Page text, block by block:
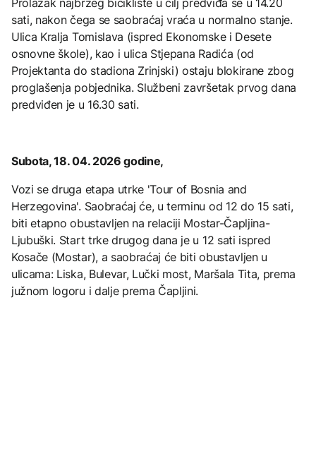
Prolazak najbrzeg bicikliste u cilj predviđa se u 14.20
sati, nakon čega se saobraćaj vraća u normalno stanje.
Ulica Kralja Tomislava (ispred Ekonomske i Desete
osnovne škole), kao i ulica Stjepana Radića (od
Projektanta do stadiona Zrinjski) ostaju blokirane zbog
proglašenja pobjednika. Službeni završetak prvog dana
predviđen je u 16.30 sati.
Subota, 18. 04. 2026 godine,
Vozi se druga etapa utrke 'Tour of Bosnia and
Herzegovina'. Saobraćaj će, u terminu od 12 do 15 sati,
biti etapno obustavljen na relaciji Mostar-Čapljina-
Ljubuški. Start trke drugog dana je u 12 sati ispred
Kosače (Mostar), a saobraćaj će biti obustavljen u
ulicama: Liska, Bulevar, Lučki most, Maršala Tita, prema
južnom logoru i dalje prema Čapljini.